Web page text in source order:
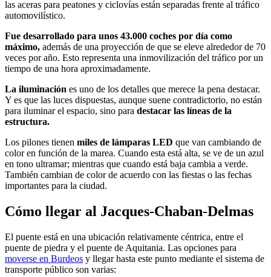
las aceras para peatones y ciclovías están separadas frente al tráfico
automovilístico.
Fue desarrollado para unos 43.000 coches por día como
máximo, además de una proyección de que se eleve alrededor de 70
veces por año. Esto representa una inmovilización del tráfico por un
tiempo de una hora aproximadamente.
La iluminación es uno de los detalles que merece la pena destacar.
Y es que las luces dispuestas, aunque suene contradictorio, no están
para iluminar el espacio, sino para destacar las líneas de la
estructura.
Los pilones tienen miles de lámparas LED que van cambiando de
color en función de la marea. Cuando esta está alta, se ve de un azul
en tono ultramar; mientras que cuando está baja cambia a verde.
También cambian de color de acuerdo con las fiestas o las fechas
importantes para la ciudad.
Cómo llegar al Jacques-Chaban-Delmas
El puente está en una ubicación relativamente céntrica, entre el
puente de piedra y el puente de Aquitania. Las opciones para
moverse en Burdeos y llegar hasta este punto mediante el sistema de
transporte público son varias: